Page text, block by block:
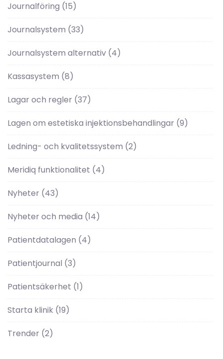
Journalföring (15)
Journalsystem (33)
Journalsystem alternativ (4)
Kassasystem (8)
Lagar och regler (37)
Lagen om estetiska injektionsbehandlingar (9)
Ledning- och kvalitetssystem (2)
Meridiq funktionalitet (4)
Nyheter (43)
Nyheter och media (14)
Patientdatalagen (4)
Patientjournal (3)
Patientsäkerhet (1)
Starta klinik (19)
Trender (2)